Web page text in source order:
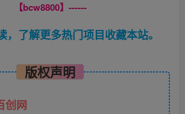
【bcw8800】------
，了解更多热门项目收藏本站。
版权声明
创网